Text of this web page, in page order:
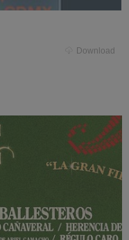
Download